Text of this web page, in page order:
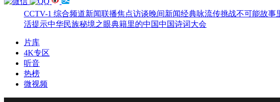
CCTV-1 综合频道新闻联播焦点访谈晚间新闻经典咏流传挑战不可能故事
活提示中华民族秘境之眼典籍里的中国中国诗词大会
片库
4K专区
听音
热榜
微视频